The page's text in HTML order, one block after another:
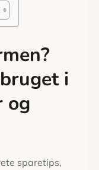
i
og
sparetips,